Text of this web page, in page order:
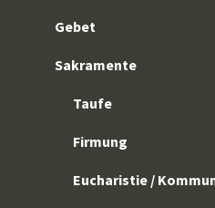
Gebet
Sakramente
Taufe
Firmung
Eucharistie /